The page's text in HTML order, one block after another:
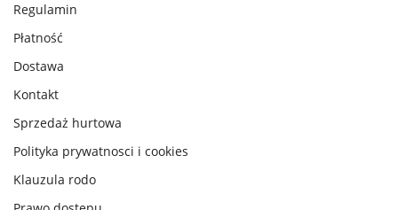
Regulamin
Płatność
Dostawa
Kontakt
Sprzedaż hurtowa
Polityka prywatnosci i cookies
Klauzula rodo